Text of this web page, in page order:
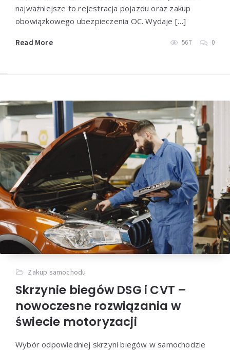
najważniejsze to rejestracja pojazdu oraz zakup
obowiązkowego ubezpieczenia OC. Wydaje […]
Read More 567 0
Zakup samochodu
Skrzynie biegów DSG i CVT –
nowoczesne rozwiązania w
świecie motoryzacji
Wybór odpowiedniej skrzyni biegów w samochodzie